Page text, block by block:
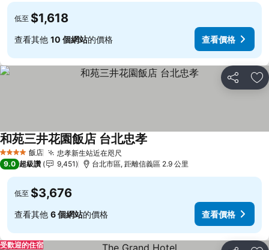
低至 $1,618
查看其他 10 個網站的價格 查看價格
分享 加
4 星級 飯店 忠孝新生站近在咫尺查看價格
和苑三井花園飯店 台北忠孝查看價格
9.0 超級讚 9,451 台北市區, 距離信義區 2.9 公里
低至 $3,676
查看其他 6 個網站的價格 查看價格
受歡迎的住宿